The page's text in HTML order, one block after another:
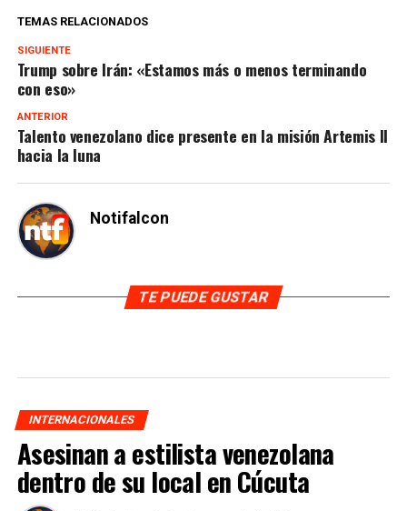
TEMAS RELACIONADOS
SIGUIENTE
Trump sobre Irán: «Estamos más o menos terminando
con eso»
ANTERIOR
Talento venezolano dice presente en la misión Artemis II
hacia la luna
Notifalcon
TE PUEDE GUSTAR
INTERNACIONALES
Asesinan a estilista venezolana
dentro de su local en Cúcuta